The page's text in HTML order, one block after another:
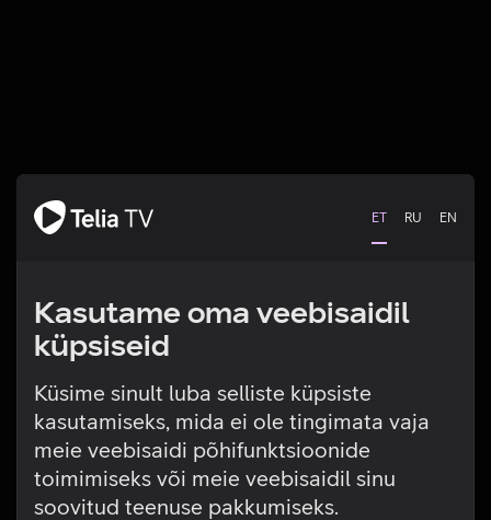
ET RU EN
Kasutame oma veebisaidil
küpsiseid
Küsime sinult luba selliste küpsiste
kasutamiseks, mida ei ole tingimata vaja
meie veebisaidi põhifunktsioonide
toimimiseks või meie veebisaidil sinu
soovitud teenuse pakkumiseks.
Tehniline viga